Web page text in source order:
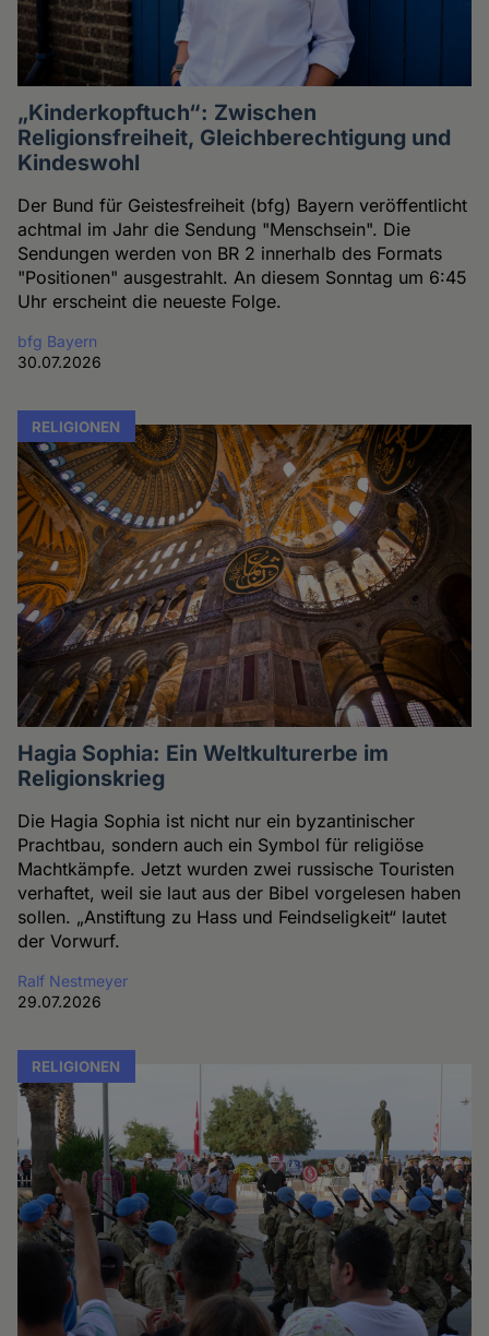
„Kinderkopftuch“: Zwischen
Religionsfreiheit, Gleichberechtigung und
Kindeswohl
Der Bund für Geistesfreiheit (bfg) Bayern veröffentlicht
achtmal im Jahr die Sendung "Menschsein". Die
Sendungen werden von BR 2 innerhalb des Formats
"Positionen" ausgestrahlt. An diesem Sonntag um 6:45
Uhr erscheint die neueste Folge.
bfg Bayern
30.07.2026
RELIGIONEN
Hagia Sophia: Ein Weltkulturerbe im
Religionskrieg
Die Hagia Sophia ist nicht nur ein byzantinischer
Prachtbau, sondern auch ein Symbol für religiöse
Machtkämpfe. Jetzt wurden zwei russische Touristen
verhaftet, weil sie laut aus der Bibel vorgelesen haben
sollen. „Anstiftung zu Hass und Feindseligkeit“ lautet
der Vorwurf.
Ralf Nestmeyer
29.07.2026
RELIGIONEN